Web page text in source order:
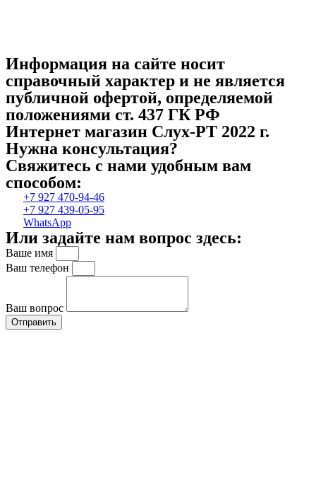
Информация на сайте носит
справочный характер и не является
публичной офертой, определяемой
положениями ст. 437 ГК РФ
Интернет магазин Слух-РТ 2022 г.
Нужна консультация?
Свяжитесь с нами удобным вам
способом:
+7 927 470-94-46
+7 927 439-05-95
WhatsApp
Или задайте нам вопрос здесь:
Ваше имя
Ваш телефон
Ваш вопрос
Отправить